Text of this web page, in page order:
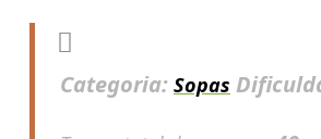
Categoria: Sopas